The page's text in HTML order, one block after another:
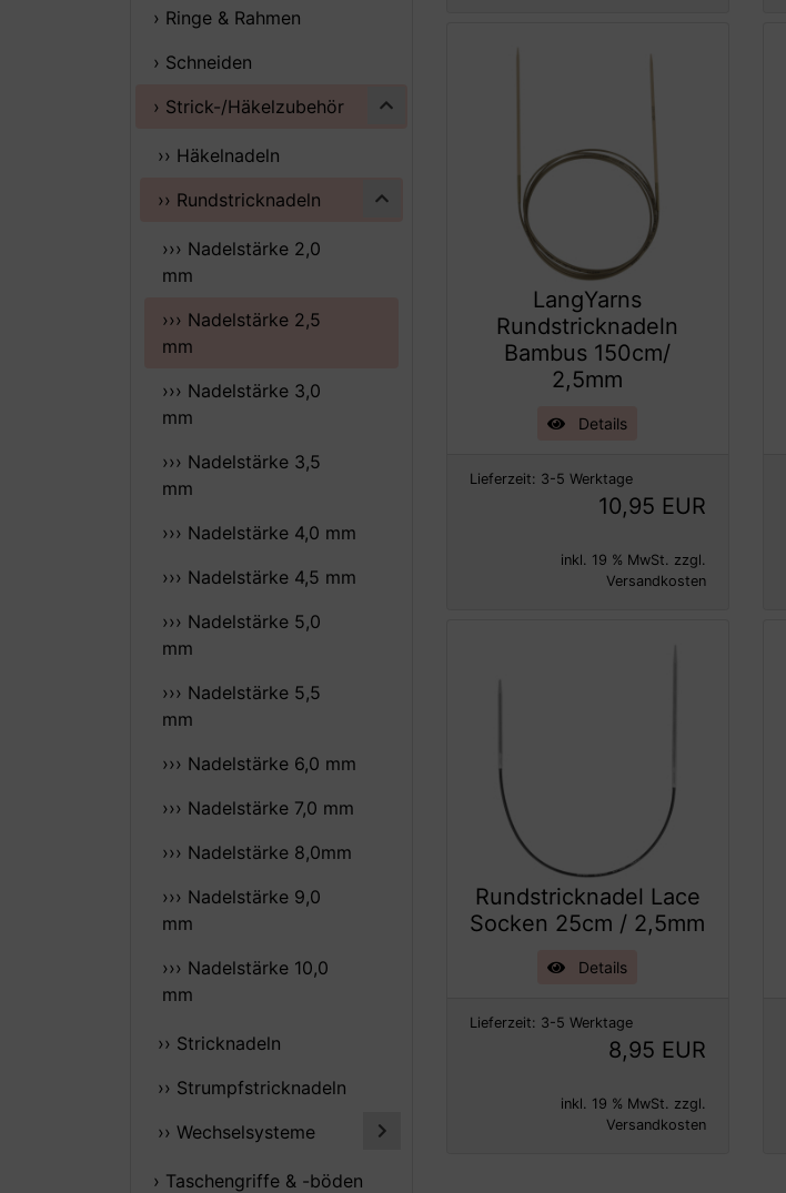
› Ringe & Rahmen
› Schneiden
› Strick-/Häkelzubehör
›› Häkelnadeln
›› Rundstricknadeln
››› Nadelstärke 2,0
mm
››› Nadelstärke 2,5
mm
››› Nadelstärke 3,0
mm
››› Nadelstärke 3,5
mm
››› Nadelstärke 4,0 mm
››› Nadelstärke 4,5 mm
››› Nadelstärke 5,0
mm
››› Nadelstärke 5,5
mm
››› Nadelstärke 6,0 mm
››› Nadelstärke 7,0 mm
››› Nadelstärke 8,0mm
››› Nadelstärke 9,0
mm
››› Nadelstärke 10,0
mm
›› Stricknadeln
›› Strumpfstricknadeln
›› Wechselsysteme
› Taschengriffe & -böden
LangYarns
Rundstricknadeln
Bambus 150cm/
2,5mm
Details
Lieferzeit: 3-5 Werktage
10,95 EUR
inkl. 19 % MwSt. zzgl.
Versandkosten
Rundstricknadel Lace
Socken 25cm / 2,5mm
Details
Lieferzeit: 3-5 Werktage
8,95 EUR
inkl. 19 % MwSt. zzgl.
Versandkosten